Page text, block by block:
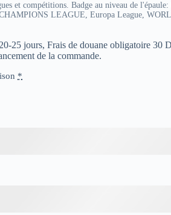
et compétitions. Badge au niveau de
LEAGUE, Europa League,
25 jours, Frais de douane obligatoire 30
de la commande.
*